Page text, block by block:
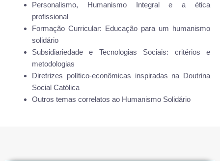
Personalismo, Humanismo Integral e a ética
profissional
Formação Curricular: Educação para um humanismo
solidário
Subsidiariedade e Tecnologias Sociais: critérios e
metodologias
Diretrizes político-econômicas inspiradas na Doutrina
Social Católica
Outros temas correlatos ao Humanismo Solidário